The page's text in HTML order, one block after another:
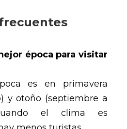
época para visitar
es en primavera
y otoño (septiembre a
el clima es